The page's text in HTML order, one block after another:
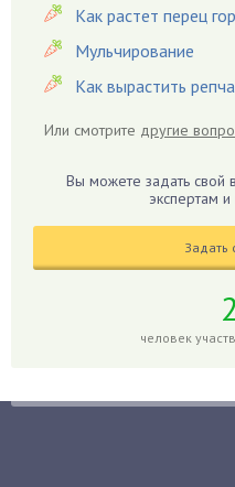
Гацания
Гвоздики
Георгины
Гиацинт
Гладиолусы
Гранат
Как растет перец
Мульчирование
Как вырастить
Или смотрите другие
Вы можете задать свой
экспертам и
Задать
человек